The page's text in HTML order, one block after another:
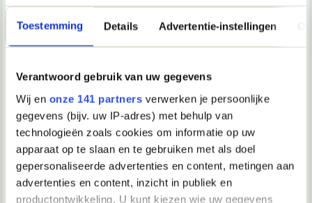
Toestemming Details Advertentie-instellingen
Verantwoord gebruik van uw gegevens
Wij en onze 141 partners verwerken je persoonlijke
gegevens (bijv. uw IP-adres) met behulp van
technologieën zoals cookies om informatie op uw
apparaat op te slaan en te gebruiken met als doel
gepersonaliseerde advertenties en content, metingen aan
advertenties en content, inzicht in publiek en
productontwikkeling. U kunt kiezen wie uw gegevens
"#25 maart 2005: Quiana is op De Kantine vervangen door PV"
12-08-2007, 22:38
Stefenootje, je moet niet zoveel nadenken over wat andere
mensen misschien wel niet zouden kunnen denken.
is alleen maar vermoeiend. Gewoon doen wat jij wilt en
/caren wat anderen denken!
__________________
Je was een glasblazer met een wolk van diamanten aan zijn mond
12-08-2007, 22:38
TRA